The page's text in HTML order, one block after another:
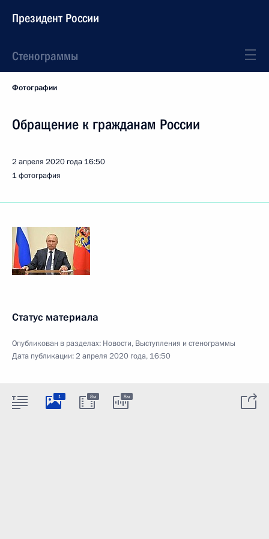
Президент России
Стенограммы
Фотографии
Обращение к гражданам России
2 апреля 2020 года 16:50
1 фотография
Статус материала
Опубликован в разделах: Новости, Выступления и стенограммы
Дата публикации:2 апреля 2020 года, 16:50
1 8м 8м